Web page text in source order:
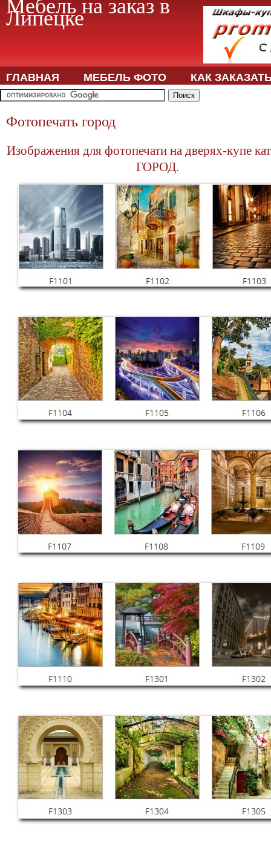
Мебель на заказ в
Липецке
ГЛАВНАЯ МЕБЕЛЬ ФОТО КАК
Фотопечать город
Изображения для фотопечати на дверях-купе
ГОРОД.